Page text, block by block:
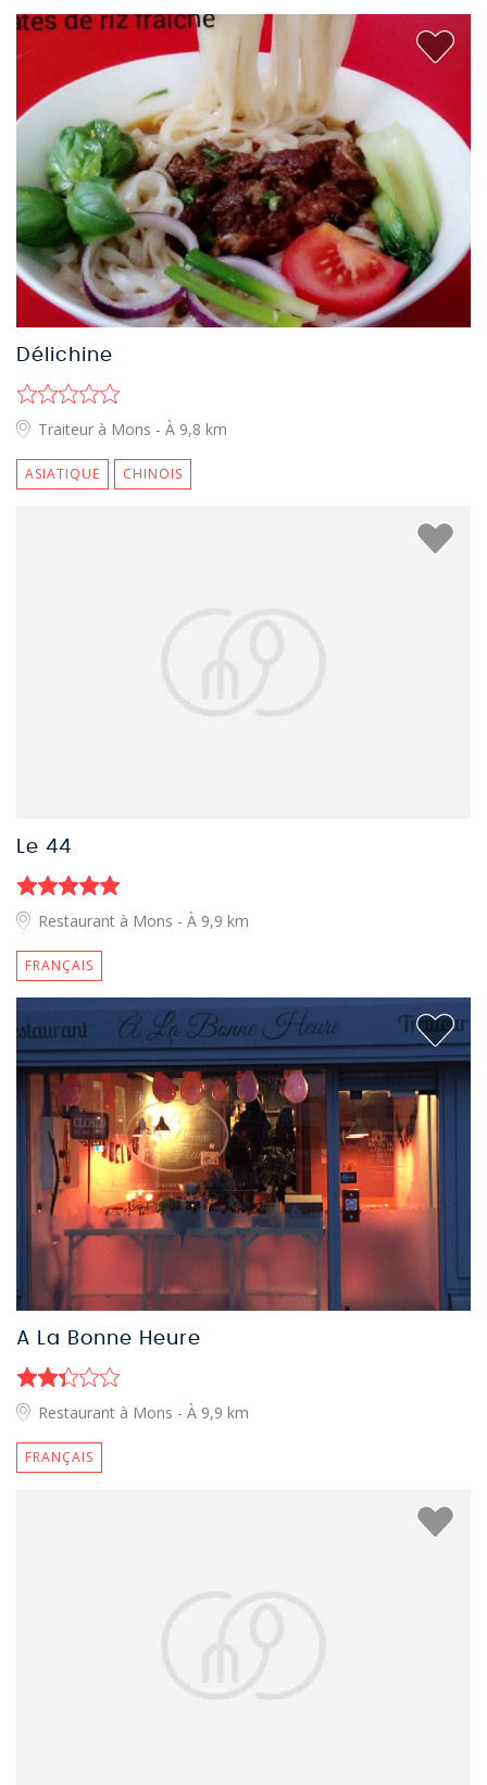
Délichine
Traiteur à Mons - À 9,8 km
ASIATIQUE CHINOIS
Le 44
Restaurant à Mons - À 9,9 km
FRANÇAIS
A La Bonne Heure
Restaurant à Mons - À 9,9 km
FRANÇAIS